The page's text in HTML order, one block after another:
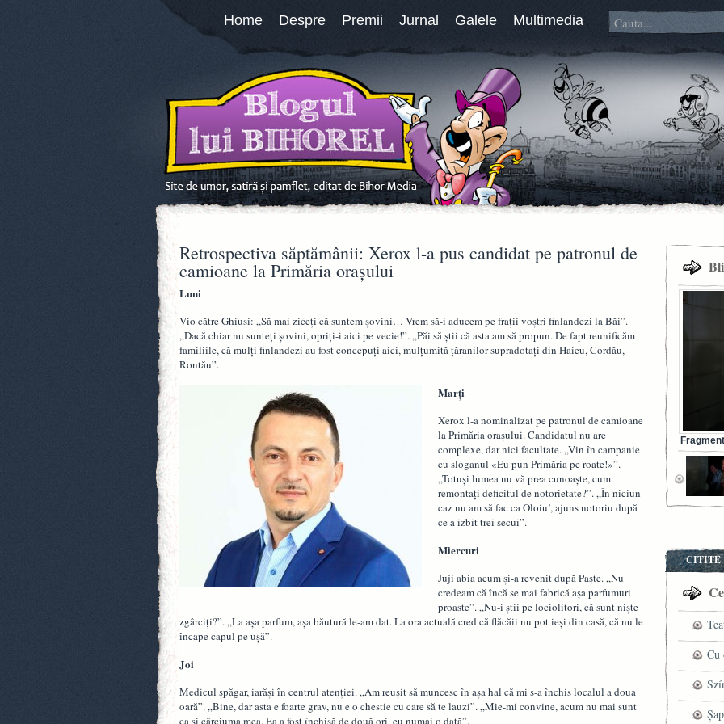
Home Despre Premii Jurnal Galele Multimedia
Retrospectiva săptămânii: Xerox l-a pus candidat pe patronul de
camioane la Primăria oraşului
Luni
Vio către Ghiusi: „Să mai ziceţi că suntem şovini… Vrem să-i aducem pe fraţii voştri finlandezi la Băi”.
„Dacă chiar nu sunteţi şovini, opriţi-i aici pe vecie!”. „Păi să ştii că asta am să propun. De fapt reunificăm
familiile, că mulţi finlandezi au fost concepuţi aici, mulţumită ţăranilor supradotaţi din Haieu, Cordău,
Rontău”.
Marţi
Xerox l-a nominalizat pe patronul de camioane
la Primăria oraşului. Candidatul nu are
complexe, dar nici facultate. „Vin în campanie
cu sloganul «Eu pun Primăria pe roate!»”.
„Totuşi lumea nu vă prea cunoaşte, cum
remontaţi deficitul de notorietate?”. „În niciun
caz nu am să fac ca Oloiu’, ajuns notoriu după
ce a izbit trei secui”.
Miercuri
Juji abia acum şi-a revenit după Paşte. „Nu
credeam că încă se mai fabrică aşa parfumuri
proaste”. „Nu-i ştii pe lociolitori, că sunt nişte
zgârciţi?”. „La aşa parfum, aşa băutură le-am dat. La ora actuală cred că flăcăii nu pot ieşi din casă, că nu le
încape capul pe uşă”.
Joi
Medicul şpăgar, iarăşi în centrul atenţiei. „Am reuşit să muncesc în aşa hal că mi s-a închis localul a doua
oară”. „Bine, dar asta e foarte grav, nu e o chestie cu care să te lauzi”. „Mie-mi convine, acum nu mai sunt
ca şi cârciuma mea. Ea a fost închisă de două ori, eu numai o dată”.
CITITE
Cu